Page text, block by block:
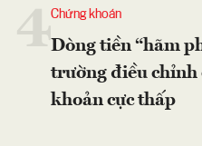
4Chứng khoán
Dòng tiền “hãm
trường điều
khoản cực thấp